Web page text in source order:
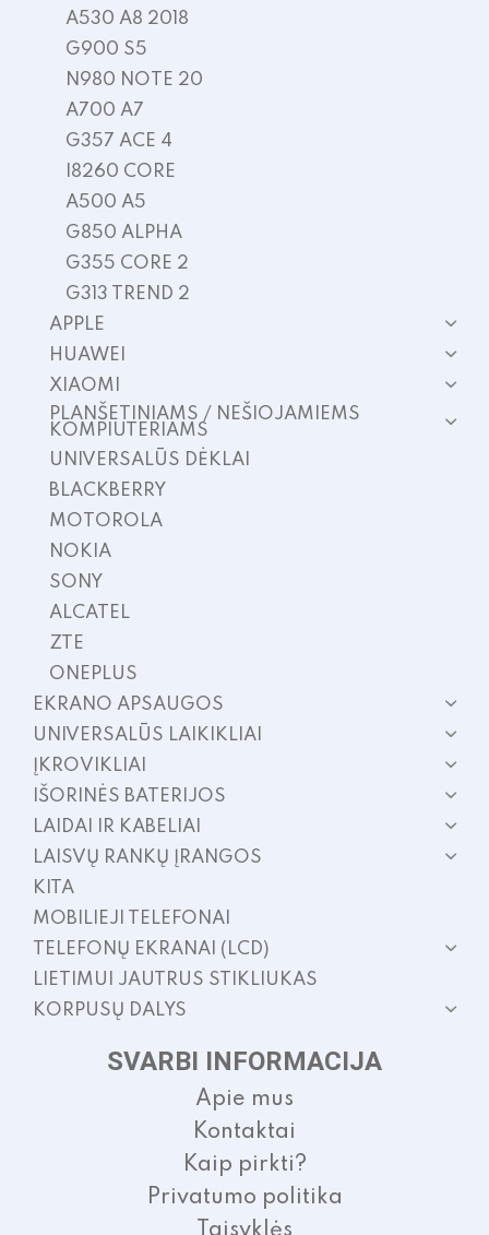
A530 A8 2018
G900 S5
N980 NOTE 20
A700 A7
G357 ACE 4
I8260 CORE
A500 A5
G850 ALPHA
G355 CORE 2
G313 TREND 2
APPLE
HUAWEI
XIAOMI
PLANŠETINIAMS / NEŠIOJAMIEMS
KOMPIUTERIAMS
UNIVERSALŪS DĖKLAI
BLACKBERRY
MOTOROLA
NOKIA
SONY
ALCATEL
ZTE
ONEPLUS
EKRANO APSAUGOS
UNIVERSALŪS LAIKIKLIAI
ĮKROVIKLIAI
IŠORINĖS BATERIJOS
LAIDAI IR KABELIAI
LAISVŲ RANKŲ ĮRANGOS
KITA
MOBILIEJI TELEFONAI
TELEFONŲ EKRANAI (LCD)
LIETIMUI JAUTRUS STIKLIUKAS
KORPUSŲ DALYS
SVARBI INFORMACIJA
Apie mus
Kontaktai
Kaip pirkti?
Privatumo politika